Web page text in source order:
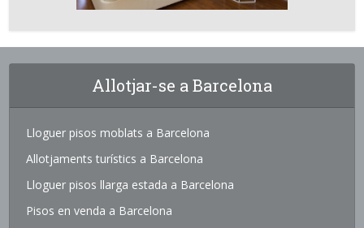
Allotjar-se a Barcelona
Lloguer pisos moblats a Barcelona
Allotjaments turístics a Barcelona
Lloguer pisos llarga estada a Barcelona
Pisos en venda a Barcelona